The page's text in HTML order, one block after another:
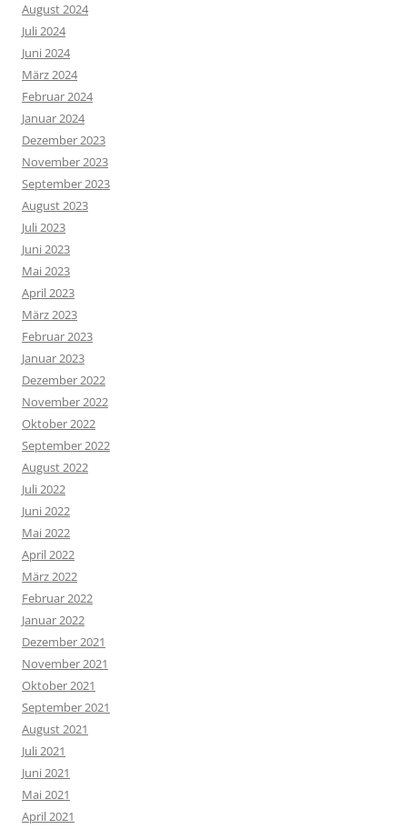
August 2024
Juli 2024
Juni 2024
März 2024
Februar 2024
Januar 2024
Dezember 2023
November 2023
September 2023
August 2023
Juli 2023
Juni 2023
Mai 2023
April 2023
März 2023
Februar 2023
Januar 2023
Dezember 2022
November 2022
Oktober 2022
September 2022
August 2022
Juli 2022
Juni 2022
Mai 2022
April 2022
März 2022
Februar 2022
Januar 2022
Dezember 2021
November 2021
Oktober 2021
September 2021
August 2021
Juli 2021
Juni 2021
Mai 2021
April 2021